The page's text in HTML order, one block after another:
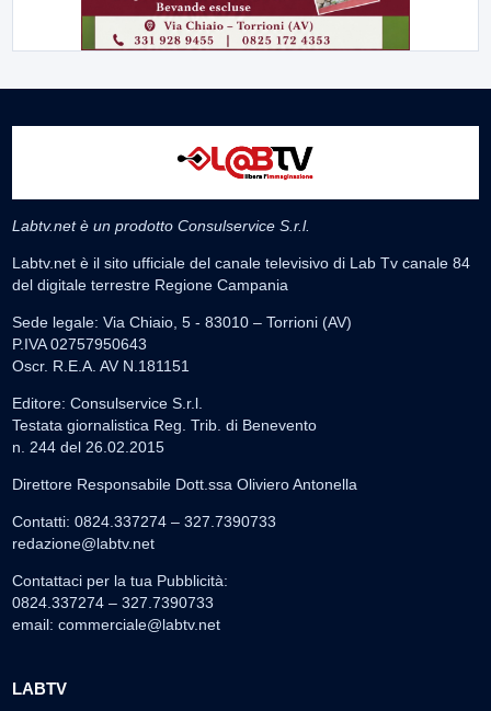
Labtv.net è un prodotto Consulservice S.r.l.
Labtv.net è il sito ufficiale del canale televisivo di Lab Tv canale 84
del digitale terrestre Regione Campania
Sede legale: Via Chiaio, 5 - 83010 – Torrioni (AV)
P.IVA 02757950643
Oscr. R.E.A. AV N.181151
Editore: Consulservice S.r.l.
Testata giornalistica Reg. Trib. di Benevento
n. 244 del 26.02.2015
Direttore Responsabile Dott.ssa Oliviero Antonella
Contatti: 0824.337274 – 327.7390733
redazione@labtv.net
Contattaci per la tua Pubblicità:
0824.337274 – 327.7390733
email: commerciale@labtv.net
LABTV